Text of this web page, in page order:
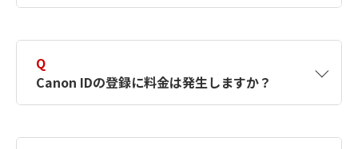
択したサービスから取得します。アカウントを
簡単に作成できるように、この情報を使用して
Canon IDの登録フォームを入力します。
Q
Canon IDの登録に料金は発生しますか？